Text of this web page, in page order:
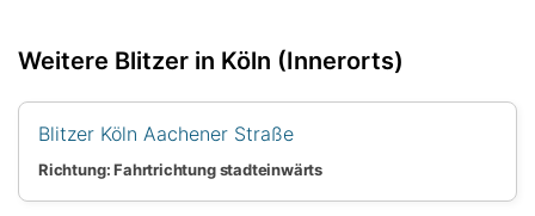
Weitere Blitzer in Köln (Innerorts)
Blitzer Köln Aachener Straße
Richtung: Fahrtrichtung stadteinwärts